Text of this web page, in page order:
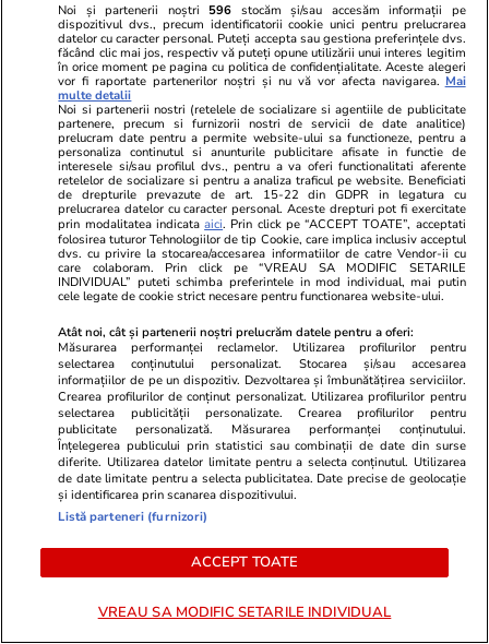
Wowbiz.ro
Cum arată fiul Mădălinei Manole
la 17 ani! Fratele regretatei
artiste a publicat o fotografie în
premieră cu Petru Mircea Jr.
Redactia.ro
Surpriză în
Valentin
împreună ....
POLITIC
Politică 15:26
PSD a cerut amânarea majorării
cotei de TVA la 21% pentru
locuințe noi până la 1 octombrie
2026, spune Sorin Grindeanu |
Document
Sorin Grindeanu propune un
Noi și partenerii noștri 596 stocăm și/sau accesăm informații pe
dispozitivul dvs., precum identificatorii cookie unici pentru prelucrarea
datelor cu caracter personal. Puteți accepta sau gestiona preferințele dvs.
făcând clic mai jos, respectiv vă puteți opune utilizării unui interes legitim
în orice moment pe pagina cu politica de confidențialitate. Aceste alegeri
vor fi raportate partenerilor noștri și nu vă vor afecta navigarea. Mai
multe detalii
Noi si partenerii nostri (retelele de socializare si agentiile de publicitate
partenere, precum si furnizorii nostri de servicii de date analitice)
prelucram date pentru a permite website-ului sa functioneze, pentru a
personaliza continutul si anunturile publicitare afisate in functie de
interesele si/sau profilul dvs., pentru a va oferi functionalitati aferente
retelelor de socializare si pentru a analiza traficul pe website. Beneficiati
de drepturile prevazute de art. 15-22 din GDPR in legatura cu
prelucrarea datelor cu caracter personal. Aceste drepturi pot fi exercitate
prin modalitatea indicataaici. Prin click pe “ACCEPT TOATE”, acceptati
folosirea tuturor Tehnologiilor de tip Cookie, care implica inclusiv acceptul
dvs. cu privire la stocarea/accesarea informatiilor de catre Vendor-ii cu
care colaboram. Prin click pe “VREAU SA MODIFIC SETARILE
INDIVIDUAL” puteti schimba preferintele in mod individual, mai putin
cele legate de cookie strict necesare pentru functionarea website-ului.
Atât noi, cât și partenerii noștri prelucrăm datele pentru a oferi:
Măsurarea performanței reclamelor. Utilizarea profilurilor pentru
selectarea conținutului personalizat. Stocarea și/sau accesarea
informațiilor de pe un dispozitiv. Dezvoltarea și îmbunătățirea serviciilor.
Crearea profilurilor de conținut personalizat. Utilizarea profilurilor pentru
selectarea publicității personalizate. Crearea profilurilor pentru
publicitate personalizată. Măsurarea performanței conținutului.
Înțelegerea publicului prin statistici sau combinații de date din surse
diferite. Utilizarea datelor limitate pentru a selecta conținutul. Utilizarea
de date limitate pentru a selecta publicitatea. Date precise de geolocație
și identificarea prin scanarea dispozitivului.
Listă parteneri (furnizori)
ACCEPT TOATE
VREAU SA MODIFIC SETARILE INDIVIDUAL